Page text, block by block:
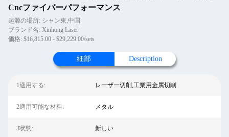
Cncファイバーパフォーマンス
起源の場所: シャン東,中国
ブランド名: Xinhong Laser
価格: $16,815.00 - $29,229.00/sets
細部 Description
1適用する: レーザー切削,工業用金属切削
2適用可能な材料: メタル
3状態: 新しい